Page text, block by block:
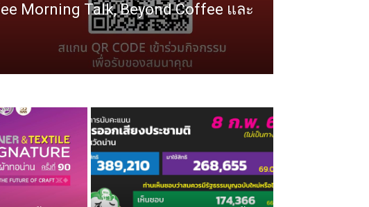
Morning Talk, Beyond Coffee และ
ข่าว